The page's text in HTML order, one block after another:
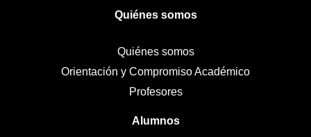
Quiénes somos
Quiénes somos
Orientación y Compromiso Académico
Profesores
Alumnos